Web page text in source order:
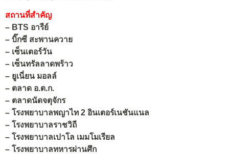
สถานที่สำคัญ
– BTS อารีย์
– บิ๊กซี สะพานควาย
– เซ็นเตอร์วัน
– เซ็นทรัลลาดพร้าว
– ยูเนี่ยน มอลล์
– ตลาด อ.ต.ก.
– ตลาดนัดจตุจักร
– โรงพยาบาลพญาไท 2 อินเตอร์เนชันแนล
– โรงพยาบาลราชวิถี
– โรงพยาบาลเปาโล เมมโมเรียล
– โรงพยาบาลทหารผ่านศึก